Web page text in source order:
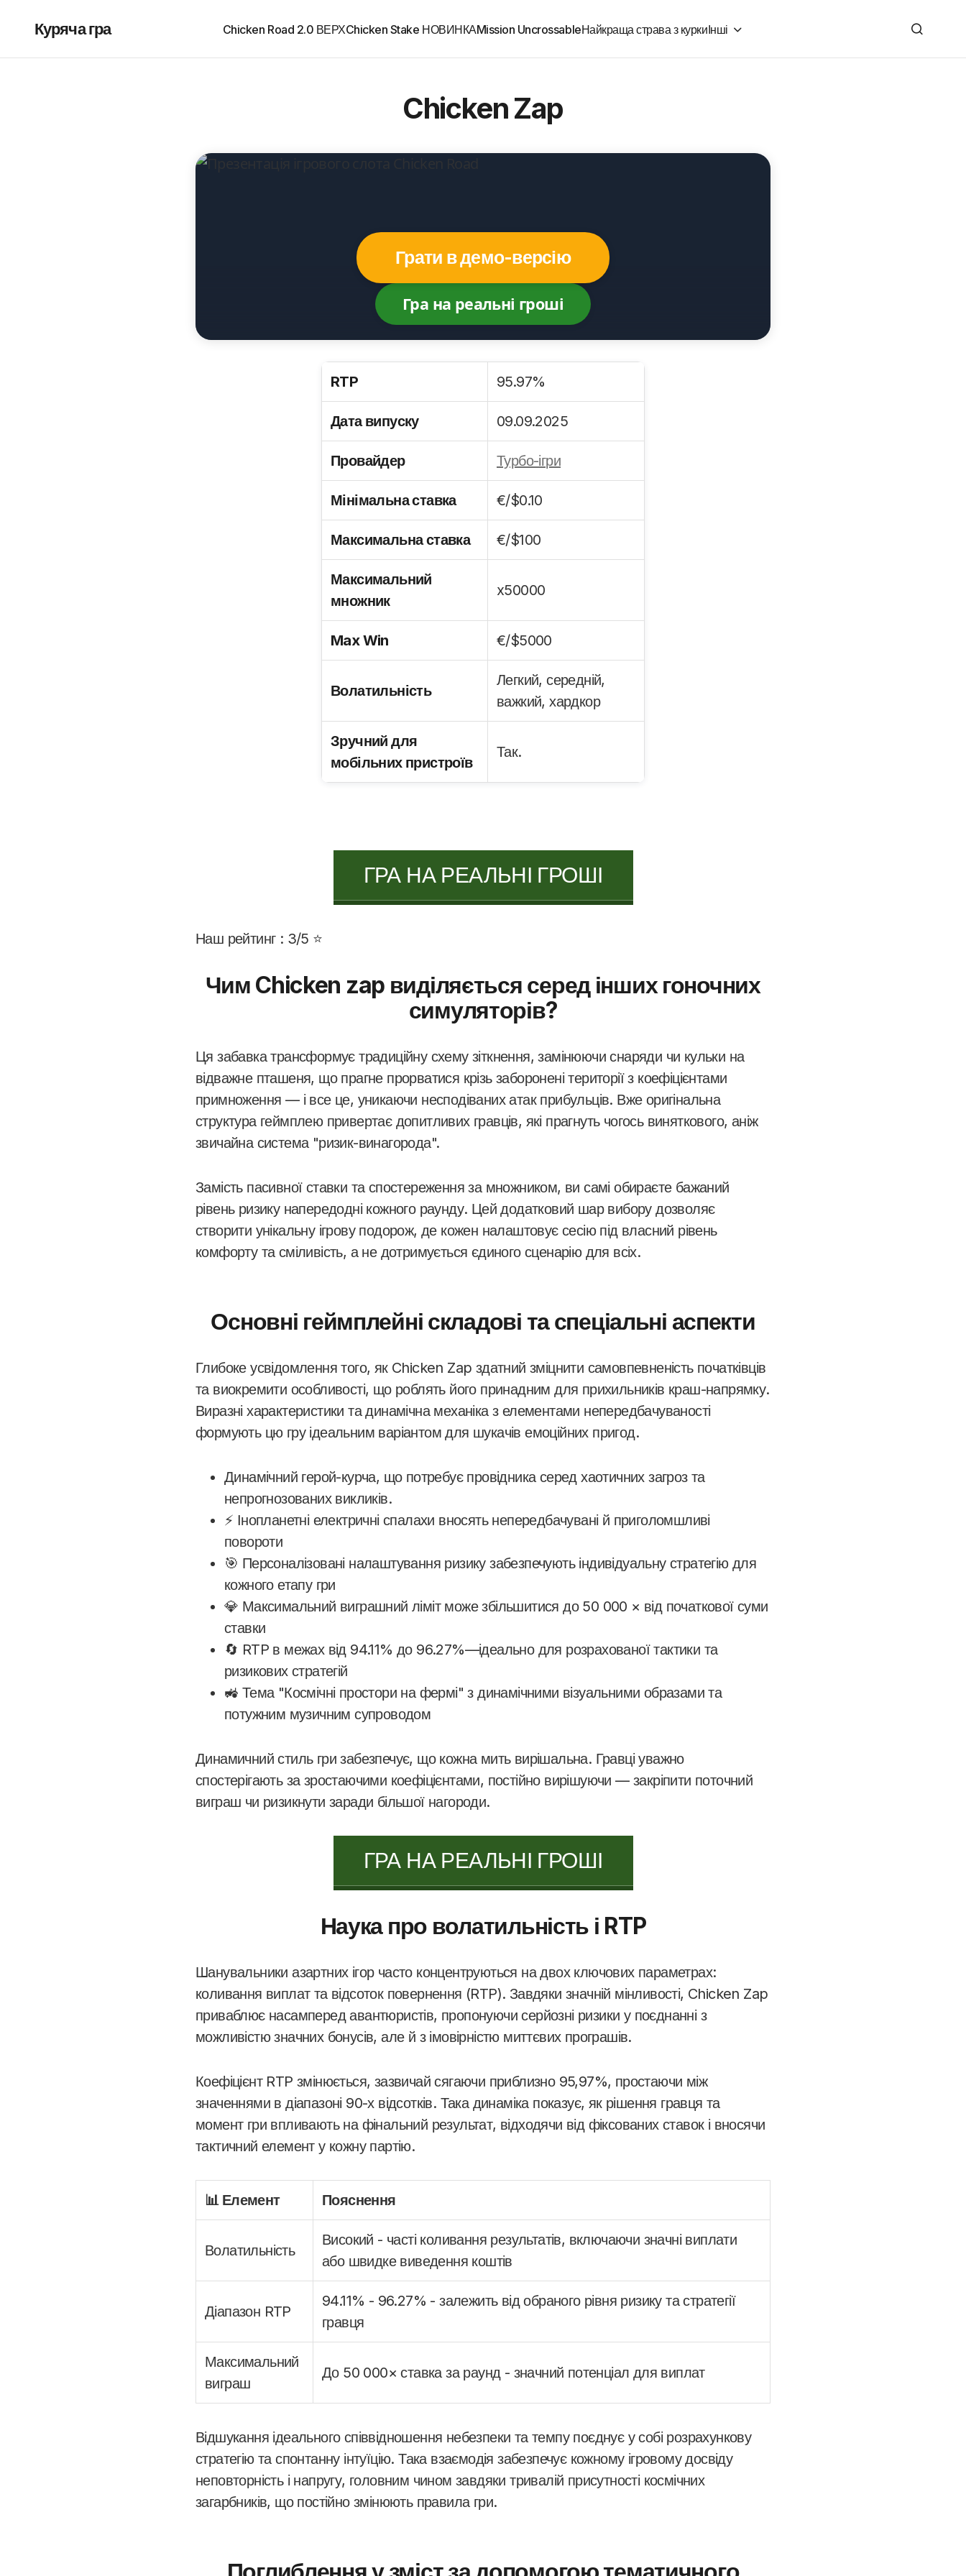
Куряча гра Chicken Road 2.0 ВЕРХChicken Stake НОВИНКАMission UncrossableНайкраща страва з куркиІнші
Chicken Zap
Грати в демо-версію
Гра на реальні гроші
RTP 95.97%
Дата випуску 09.09.2025
Провайдер Турбо-ігри
Мінімальна ставка €/$0.10
Максимальна ставка €/$100
Максимальний
множник
x50000
Max Win €/$5000
Волатильність
Легкий, середній,
важкий, хардкор
Зручний для
мобільних пристроїв
Так.
ГРА НА РЕАЛЬНІ ГРОШІ
Наш рейтинг : 3/5 ⭐
Чим Chicken zap виділяється серед інших гоночних
симуляторів?
Ця забавка трансформує традиційну схему зіткнення, замінюючи снаряди чи кульки на
відважне пташеня, що прагне прорватися крізь заборонені території з коефіцієнтами
примноження — і все це, уникаючи несподіваних атак прибульців. Вже оригінальна
структура геймплею привертає допитливих гравців, які прагнуть чогось виняткового, аніж
звичайна система "ризик-винагорода".
Замість пасивної ставки та спостереження за множником, ви самі обираєте бажаний
рівень ризику напередодні кожного раунду. Цей додатковий шар вибору дозволяє
створити унікальну ігрову подорож, де кожен налаштовує сесію під власний рівень
комфорту та сміливість, а не дотримується єдиного сценарію для всіх.
Основні геймплейні складові та спеціальні аспекти
Глибоке усвідомлення того, як Chicken Zap здатний зміцнити самовпевненість початківців
та виокремити особливості, що роблять його принадним для прихильників краш-напрямку.
Виразні характеристики та динамічна механіка з елементами непередбачуваності
формують цю гру ідеальним варіантом для шукачів емоційних пригод.
Динамічний герой-курча, що потребує провідника серед хаотичних загроз та
непрогнозованих викликів.
⚡ Інопланетні електричні спалахи вносять непередбачувані й приголомшливі
повороти
🎯 Персоналізовані налаштування ризику забезпечують індивідуальну стратегію для
кожного етапу гри
💎 Максимальний виграшний ліміт може збільшитися до 50 000 × від початкової суми
ставки
🔄 RTP в межах від 94.11% до 96.27%—ідеально для розрахованої тактики та
ризикових стратегій
🚜 Тема "Космічні простори на фермі" з динамічними візуальними образами та
потужним музичним супроводом
Динамичний стиль гри забезпечує, що кожна мить вирішальна. Гравці уважно
спостерігають за зростаючими коефіцієнтами, постійно вирішуючи — закріпити поточний
виграш чи ризикнути заради більшої нагороди.
ГРА НА РЕАЛЬНІ ГРОШІ
Наука про волатильність і RTP
Шанувальники азартних ігор часто концентруються на двох ключових параметрах:
коливання виплат та відсоток повернення (RTP). Завдяки значній мінливості, Chicken Zap
приваблює насамперед авантюристів, пропонуючи серйозні ризики у поєднанні з
можливістю значних бонусів, але й з імовірністю миттєвих програшів.
Коефіцієнт RTP змінюється, зазвичай сягаючи приблизно 95,97%, простаючи між
значеннями в діапазоні 90-х відсотків. Така динаміка показує, як рішення гравця та
момент гри впливають на фінальний результат, відходячи від фіксованих ставок і вносячи
тактичний елемент у кожну партію.
📊 Елемент Пояснення
Волатильність
Високий - часті коливання результатів, включаючи значні виплати
або швидке виведення коштів
Діапазон RTP
94.11% - 96.27% - залежить від обраного рівня ризику та стратегії
гравця
Максимальний
виграш
До 50 000× ставка за раунд - значний потенціал для виплат
Відшукання ідеального співвідношення небезпеки та темпу поєднує у собі розрахункову
стратегію та спонтанну інтуїцію. Така взаємодія забезпечує кожному ігровому досвіду
неповторність і напругу, головним чином завдяки тривалій присутності космічних
загарбників, що постійно змінюють правила гри.